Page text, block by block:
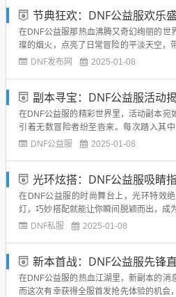
节典狂欢：DNF公益服欢乐
在DNF公益服那热血沸腾又奇幻绚丽的世
璨的烟火，点亮了日常冒险的平淡天空，
日降临，阿拉德大陆便换上盛装，开启一
DNF发布网 2025-01-08
副本寻宝：DNF公益服活动
在DNF公益服的精彩世界里，活动副本宛
引着无数冒险者纷至沓来。每次踏入其
旅，海量宝藏道具等待着有心人的搜罗。
DNF公益服 2025-01-08
光环炫搭：DNF公益服吸睛
在DNF公益服的时尚舞台上，光环特效
灯，巧妙搭配就能让你瞬间脱颖而出，成
掌握光环搭配门道，解锁独属于你的闪耀
DNF私服 2025-01-08
新本首战：DNF公益服先锋
在DNF公益服的热血江湖里，新副本的消
而这次有幸获得全服首发抢先体验的机会